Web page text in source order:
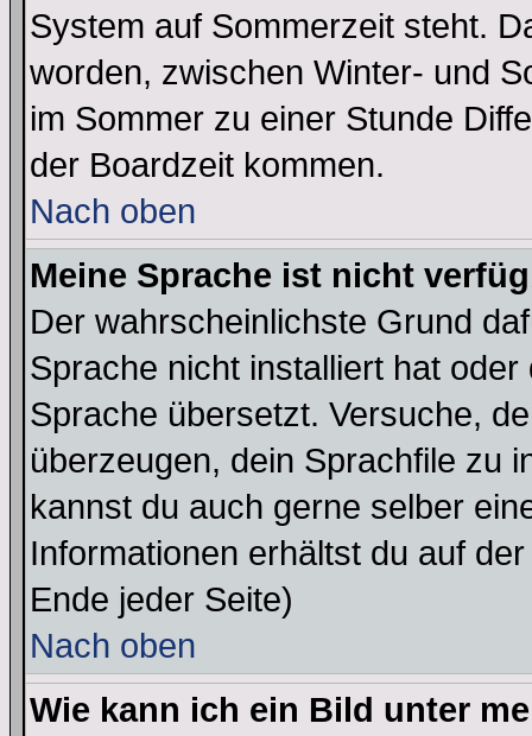
System auf Sommerzeit steht.
worden, zwischen Winter- und
im Sommer zu einer Stunde
der Boardzeit kommen.
Nach oben
Meine Sprache ist nicht
Der wahrscheinlichste Grund
Sprache nicht installiert hat
Sprache übersetzt. Versuche,
überzeugen, dein Sprachfile zu
kannst du auch gerne selber
Informationen erhältst du auf
Ende jeder Seite)
Nach oben
Wie kann ich ein Bild unter